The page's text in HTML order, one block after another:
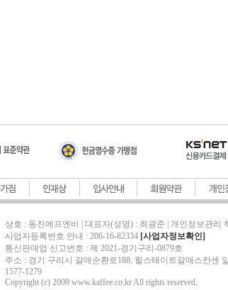
상호 : 동진에프엔비 | 대표자(성명) : 최광준 | 개인정보관리
사업자등록번호 안내 : 206-16-82334 [사업자정보확인]
통신판매업 신고번호 : 제 2021-경기구리-0879호
주소 : 경기 구리시 갈매순환로188, 힐스테이트갈매스칸센
1577-1279
Copyright (c) 2009 www.kaffee.co.kr All rights reserved.